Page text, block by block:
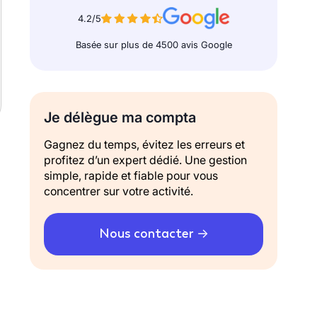
4.2/5
Basée sur plus de 4500 avis Google
Je délègue ma compta
Gagnez du temps, évitez les erreurs et
profitez d’un expert dédié. Une gestion
simple, rapide et fiable pour vous
concentrer sur votre activité.
Nous contacter